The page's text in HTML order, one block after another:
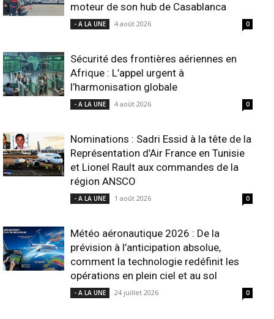
moteur de son hub de Casablanca
- A LA UNE 4 août 2026 0
Sécurité des frontières aériennes en
Afrique : L’appel urgent à
l’harmonisation globale
- A LA UNE 4 août 2026 0
Nominations : Sadri Essid à la tête de la
Représentation d’Air France en Tunisie
et Lionel Rault aux commandes de la
région ANSCO
- A LA UNE 1 août 2026 0
Météo aéronautique 2026 : De la
prévision à l’anticipation absolue,
comment la technologie redéfinit les
opérations en plein ciel et au sol
- A LA UNE 24 juillet 2026 0